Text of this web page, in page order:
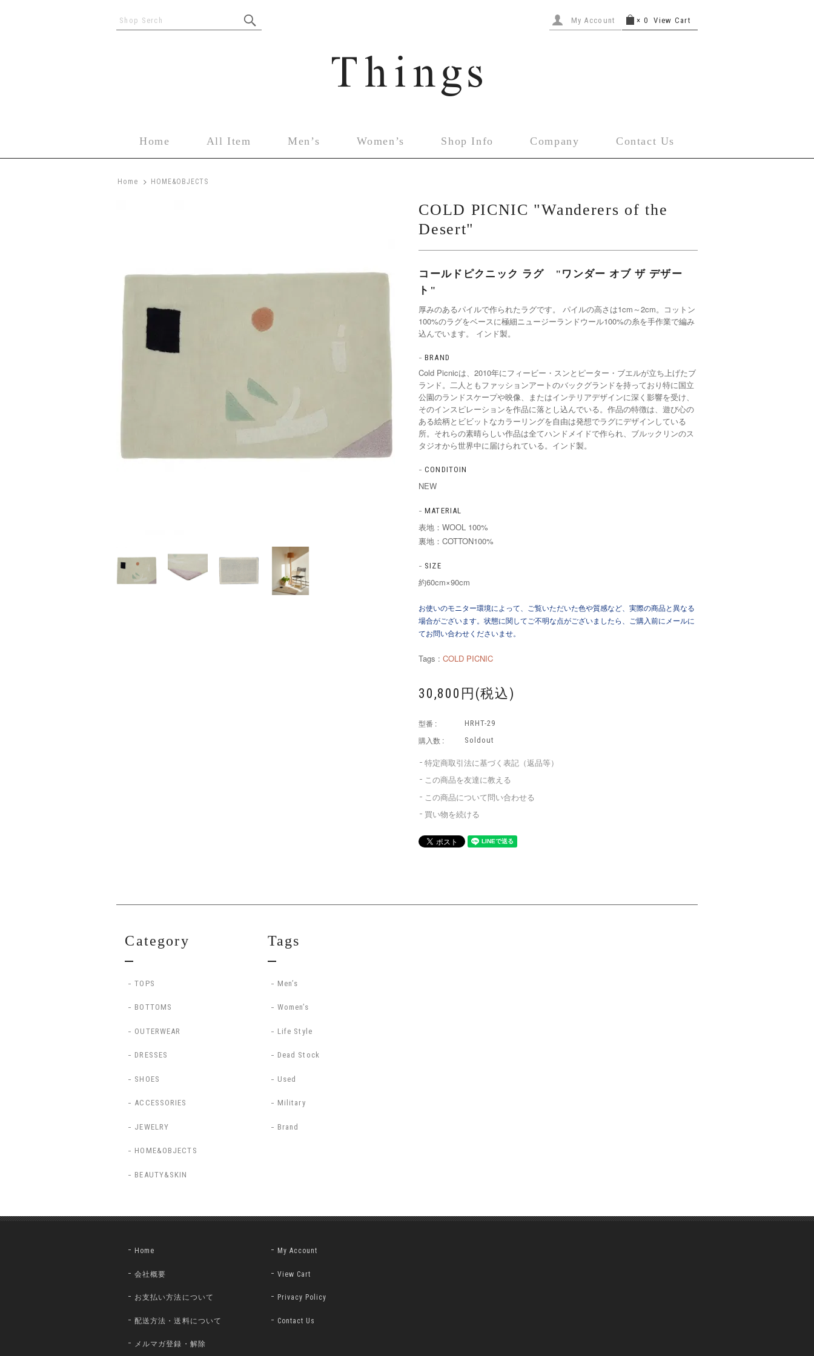
× 0 View Cart
My Account
Shop Serch
Home All Item Men’s Women’s Shop Info Company Contact Us
Home > HOME&OBJECTS
COLD PICNIC "Wanderers of the
Desert"
コールドピクニック ラグ "ワンダー オブ ザ デザー
ト"
厚みのあるパイルで作られたラグです。 パイルの高さは1cm～2cm。コットン
100%のラグをベースに極細ニュージーランドウール100%の糸を手作業で編み
込んでいます。 インド製。
BRAND
Cold Picnicは、2010年にフィービー・スンとピーター・ブエルが立ち上げたブ
ランド。二人ともファッションアートのバックグランドを持っており特に国立
公園のランドスケープや映像、またはインテリアデザインに深く影響を受け、
そのインスピレーションを作品に落とし込んでいる。作品の特徴は、遊び心の
ある絵柄とビビットなカラーリングを自由は発想でラグにデザインしている
所。それらの素晴らしい作品は全てハンドメイドで作られ、ブルックリンのス
タジオから世界中に届けられている。インド製。
CONDITOIN
NEW
MATERIAL
表地：WOOL 100%
裏地：COTTON100%
SIZE
約60cm×90cm
お使いのモニター環境によって、ご覧いただいた色や質感など、実際の商品と異なる
場合がございます。状態に関してご不明な点がございましたら、ご購入前にメールに
てお問い合わせくださいませ。
Tags :COLD PICNIC
30,800円(税込)
型番 : HRHT-29
購入数 : Soldout
特定商取引法に基づく表記（返品等）
この商品を友達に教える
この商品について問い合わせる
買い物を続ける
Category
TOPS
BOTTOMS
OUTERWEAR
DRESSES
SHOES
ACCESSORIES
JEWELRY
HOME&OBJECTS
BEAUTY&SKIN
Tags
Men’s
Women’s
Life Style
Dead Stock
Used
Military
Brand
Home
会社概要
お支払い方法について
配送方法・送料について
メルマガ登録・解除
My Account
View Cart
Privacy Policy
Contact Us